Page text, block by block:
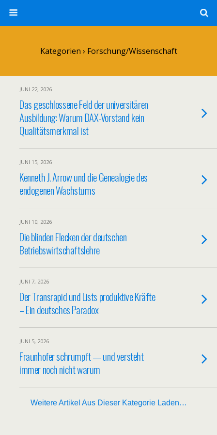
Kategorien › Forschung/Wissenschaft
JUNI 22, 2026
Das geschlossene Feld der universitären
Ausbildung: Warum DAX-Vorstand kein
Qualitätsmerkmal ist
JUNI 15, 2026
Kenneth J. Arrow und die Genealogie des
endogenen Wachstums
JUNI 10, 2026
Die blinden Flecken der deutschen
Betriebswirtschaftslehre
JUNI 7, 2026
Der Transrapid und Lists produktive Kräfte
– Ein deutsches Paradox
JUNI 5, 2026
Fraunhofer schrumpft — und versteht
immer noch nicht warum
Weitere Artikel Aus Dieser Kategorie Laden…